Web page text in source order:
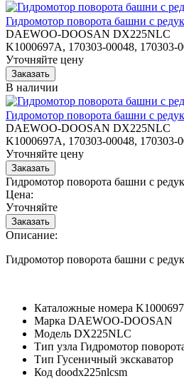
Гидромотор поворота башни с
DAEWOO-DOOSAN DX225NLC
K1000697A, 170303-00048, 170303-
Уточняйте цену
В наличии
Гидромотор поворота башни с
DAEWOO-DOOSAN DX225NLC
K1000697A, 170303-00048, 170303-
Уточняйте цену
Гидромотор поворота башни с
Цена:
Уточняйте
Описание:
Гидромотор поворота башни с
Каталожные номера
Марка DAEWOO-DOOSAN
Модель DX225NLC
Тип узла Гидромотор
Тип Гусеничный экскаватор
Код doodx225nlcsm